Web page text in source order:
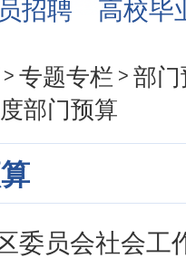
招聘 高校毕
> 专题专栏 > 部
部门预算
委员会社会工